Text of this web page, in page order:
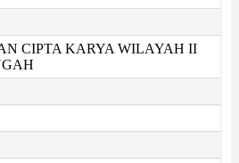
CIPTA KARYA WILAYAH II